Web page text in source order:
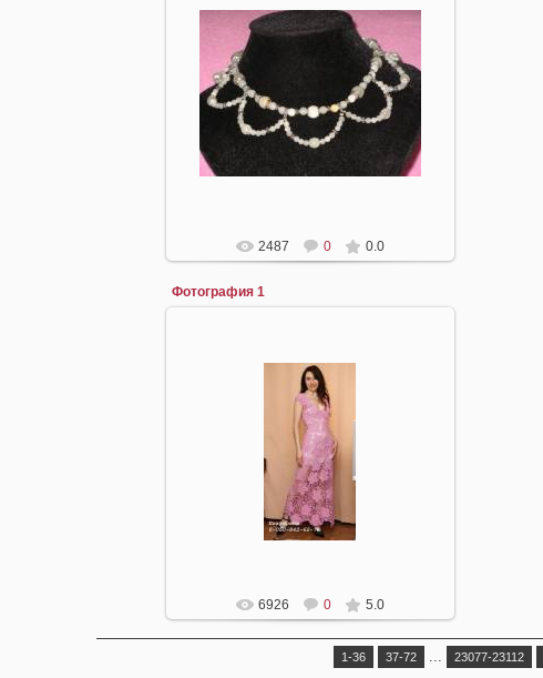
mirpiar
2487 0 0.0
Фотография 1
16.04.2008
mirpiar
6926 0 5.0
1-36 37-72 ... 23077-23112